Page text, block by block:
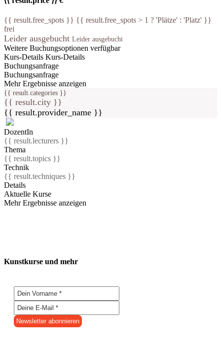
{{ result.free_spots }} {{ result.free_spots > 1 ? 'Plätze' : 'Platz' }}
frei
Leider ausgebucht Leider ausgebucht
Weitere Buchungsoptionen verfügbar
Kurs-Details Kurs-Details
Buchungsanfrage
Buchungsanfrage
Mehr Ergebnisse anzeigen
{{ result.categories }}
{{ result.city }}
{{ result.provider_name }}
DozentIn
{{ result.lecturers }}
Thema
{{ result.topics }}
Technik
{{ result.techniques }}
Details
Aktuelle Kurse
Mehr Ergebnisse anzeigen
Kunstkurse und mehr